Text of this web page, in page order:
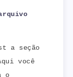
a seção
você
o